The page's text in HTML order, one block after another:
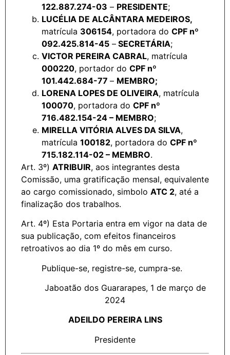
122.887.274-03 – PRESIDENTE;
LUCÉLIA DE ALCÂNTARA MEDEIROS,
matrícula 306154, portadora do CPF nº
092.425.814-45 – SECRETÁRIA;
VICTOR PEREIRA CABRAL, matrícula
000220, portador do CPF nº
101.442.684-77 – MEMBRO;
LORENA LOPES DE OLIVEIRA, matrícula
100070, portadora do CPF nº
716.482.154-24 – MEMBRO;
MIRELLA VITÓRIA ALVES DA SILVA,
matrícula 100182, portadora do CPF nº
715.182.114-02 – MEMBRO.
Art. 3º) ATRIBUIR, aos integrantes desta
Comissão, uma gratificação mensal, equivalente
ao cargo comissionado, simbolo ATC 2, até a
finalização dos trabalhos.
Art. 4º) Esta Portaria entra em vigor na data de
sua publicação, com efeitos financeiros
retroativos ao dia 1º do mês em curso.
Publique-se, registre-se, cumpra-se.
Jaboatão dos Guararapes, 1 de março de
2024
ADEILDO PEREIRA LINS
Presidente